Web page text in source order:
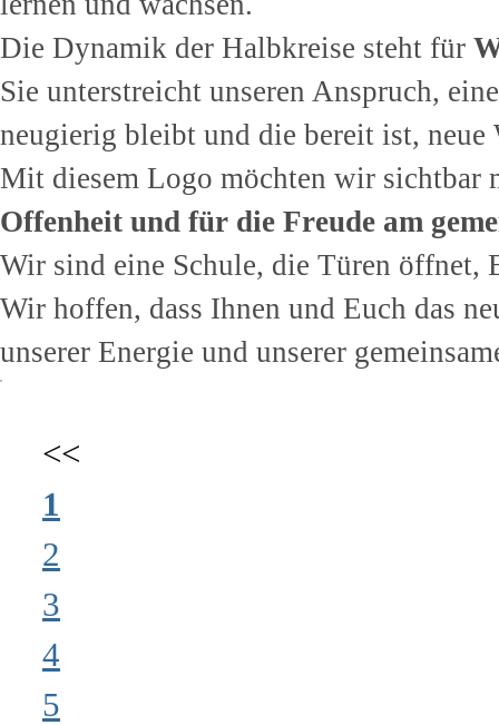
Die Dynamik der Halbkreise steht für
Sie unterstreicht unseren Anspruch,
neugierig bleibt und die bereit ist, neue
Mit diesem Logo möchten wir sichtbar
Offenheit und für die Freude am
Wir sind eine Schule, die Türen öffnet,
Wir hoffen, dass Ihnen und Euch das
unserer Energie und unserer
<<
1
2
3
4
5